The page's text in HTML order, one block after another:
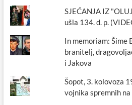
SJEĆANJA IZ
ušla 134. d. p.
In memoriam: Šime
branitelj,
i Jakova
Šopot, 3. kolovoza
vojnika spremnih